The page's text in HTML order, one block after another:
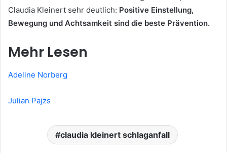
Claudia Kleinert sehr deutlich: Positive Einstellung,
Bewegung und Achtsamkeit sind die beste Prävention.
Mehr Lesen
Adeline Norberg
Julian Pajzs
claudia kleinert schlaganfall